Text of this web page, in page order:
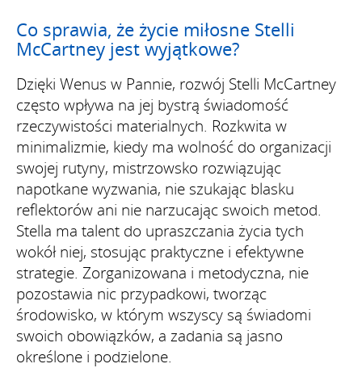
Co sprawia, że życie miłosne Stelli
McCartney jest wyjątkowe?
Dzięki Wenus w Pannie, rozwój Stelli McCartney
często wpływa na jej bystrą świadomość
rzeczywistości materialnych. Rozkwita w
minimalizmie, kiedy ma wolność do organizacji
swojej rutyny, mistrzowsko rozwiązując
napotkane wyzwania, nie szukając blasku
reflektorów ani nie narzucając swoich metod.
Stella ma talent do upraszczania życia tych
wokół niej, stosując praktyczne i efektywne
strategie. Zorganizowana i metodyczna, nie
pozostawia nic przypadkowi, tworząc
środowisko, w którym wszyscy są świadomi
swoich obowiązków, a zadania są jasno
określone i podzielone.